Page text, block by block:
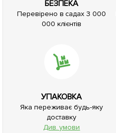
БЕЗПЕКА
Перевірено в садах 3 000
000 клієнтів
УПАКОВКА
Яка переживає будь-яку
доставку
Див. умови